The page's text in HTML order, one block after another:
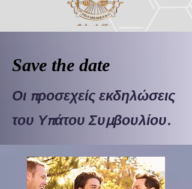
Save the date
Οι προσεχείς εκδηλώσεις
του Υπάτου Συμβουλίου.